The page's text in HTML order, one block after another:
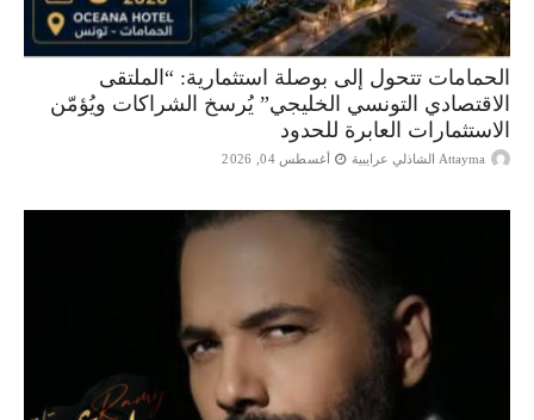
الحمامات تتحول إلى بوصلة استثمارية: “الملتقى
الاقتصادي التونسي الخليجي” يُرسخ الشراكات ويُؤمّن
الاستثمارات العابرة للحدود
Attayma الشاذلي عرايبية أغسطس 04, 2026